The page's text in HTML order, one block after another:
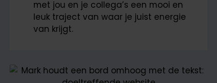
met jou en je collega’s een mooi en
leuk traject van waar je juist energie
van krijgt.